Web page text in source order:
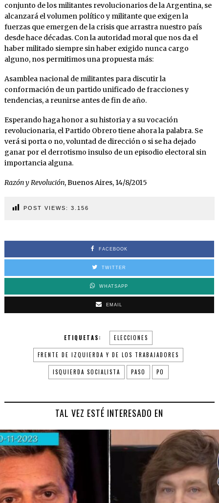
conjunto de los militantes revolucionarios de la Argentina, se
alcanzará el volumen político y militante que exigen la
fuerzas que emergen de la crisis que arrastra nuestro país
desde hace décadas. Con la autoridad moral que nos da el
haber militado siempre sin haber exigido nunca cargo
alguno, nos permitimos una propuesta más:
Asamblea nacional de militantes para discutir la
conformación de un partido unificado de fracciones y
tendencias, a reunirse antes de fin de año.
Esperando haga honor a su historia y a su vocación
revolucionaria, el Partido Obrero tiene ahora la palabra. Se
verá si porta o no, voluntad de dirección o si se ha dejado
ganar por el derrotismo insulso de un episodio electoral sin
importancia alguna.
Razón y Revolución, Buenos Aires, 14/8/2015
POST VIEWS: 3.156
FACEBOOK
TWITTER
WHATSAPP
EMAIL
ETIQUETAS: ELECCIONES
FRENTE DE IZQUIERDA Y DE LOS TRABAJADORES
ISQUIERDA SOCIALISTA PASO PO
TAL VEZ ESTÉ INTERESADO EN